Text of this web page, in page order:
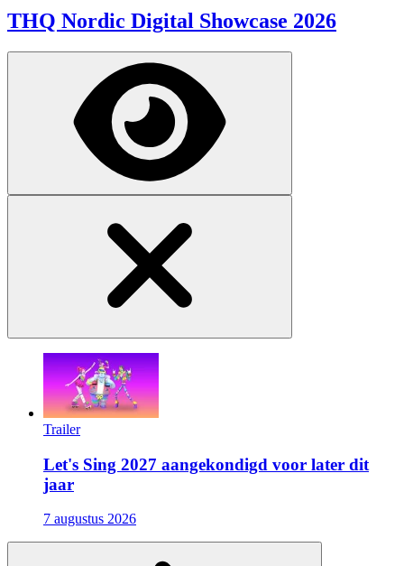
THQ Nordic Digital Showcase 2026
Trailer
Let's Sing 2027 aangekondigd voor later dit
jaar
7 augustus 2026